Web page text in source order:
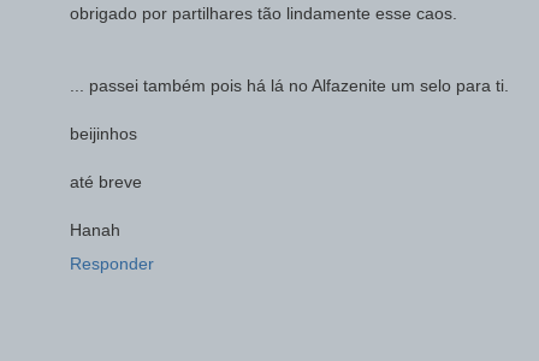
obrigado por partilhares tão lindamente esse caos.
... passei também pois há lá no Alfazenite um selo para ti.
beijinhos
até breve
Hanah
Responder